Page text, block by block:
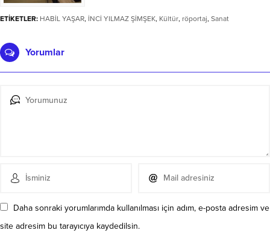
ETİKETLER: HABİL YAŞAR, İNCİ YILMAZ ŞİMŞEK, Kültür, röportaj, Sanat
Yorumlar
Daha sonraki yorumlarımda kullanılması için adım, e-posta adresim ve
site adresim bu tarayıcıya kaydedilsin.